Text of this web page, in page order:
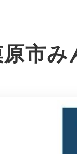
原市